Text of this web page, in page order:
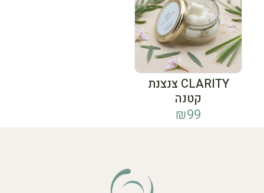
CLARITY צנצנת
קטנה
₪99